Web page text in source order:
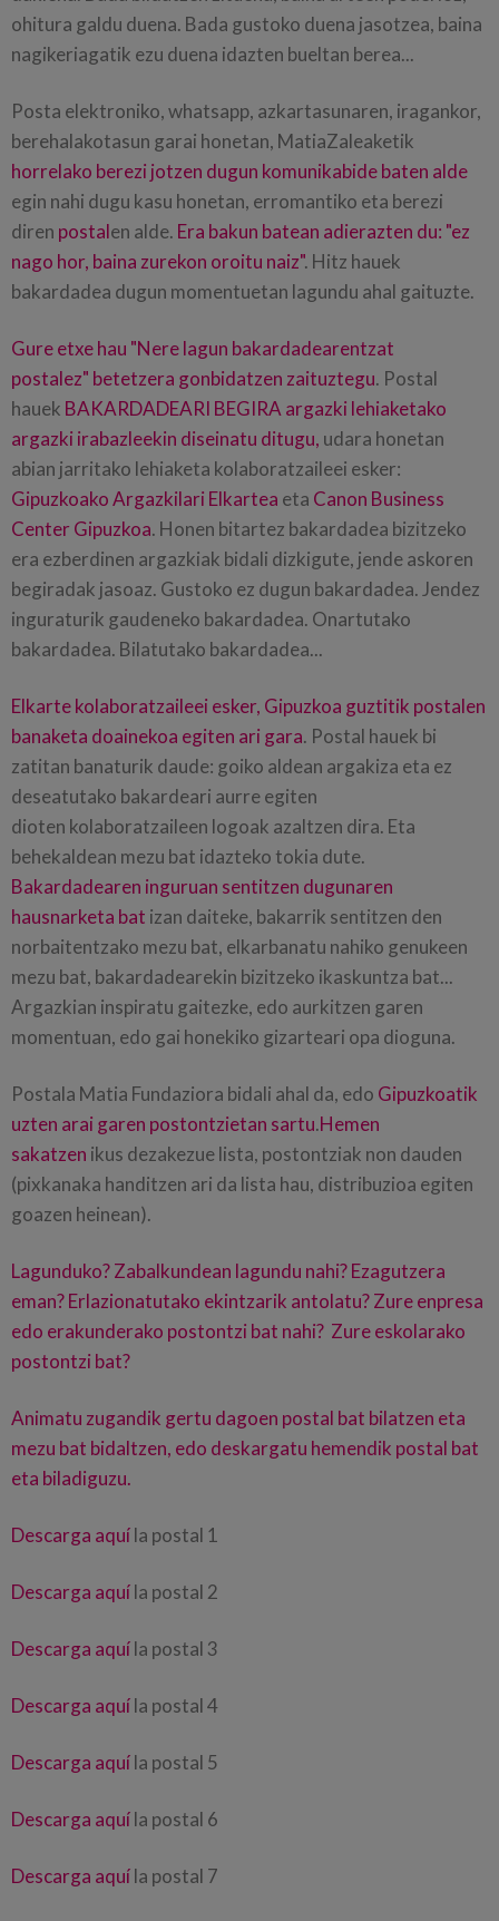
ohitura galdu duena. Bada gustoko duena jasotzea, baina
nagikeriagatik ezu duena idazten bueltan berea...
Posta elektroniko, whatsapp, azkartasunaren, iragankor,
berehalakotasun garai honetan, MatiaZaleaketik
horrelako berezi jotzen dugun komunikabide baten alde
egin nahi dugu kasu honetan, erromantiko eta berezi
diren postalen alde. Era bakun batean adierazten du: "ez
nago hor, baina zurekon oroitu naiz". Hitz hauek
bakardadea dugun momentuetan lagundu ahal gaituzte.
Gure etxe hau "Nere lagun bakardadearentzat
postalez" betetzera gonbidatzen zaituztegu. Postal
hauek BAKARDADEARI BEGIRA argazki lehiaketako
argazki irabazleekin diseinatu ditugu, udara honetan
abian jarritako lehiaketa kolaboratzaileei esker:
Gipuzkoako Argazkilari Elkartea eta Canon Business
Center Gipuzkoa. Honen bitartez bakardadea bizitzeko
era ezberdinen argazkiak bidali dizkigute, jende askoren
begiradak jasoaz. Gustoko ez dugun bakardadea. Jendez
inguraturik gaudeneko bakardadea. Onartutako
bakardadea. Bilatutako bakardadea...
Elkarte kolaboratzaileei esker, Gipuzkoa guztitik postalen
banaketa doainekoa egiten ari gara. Postal hauek bi
zatitan banaturik daude: goiko aldean argakiza eta ez
deseatutako bakardeari aurre egiten
dioten kolaboratzaileen logoak azaltzen dira. Eta
behekaldean mezu bat idazteko tokia dute.
Bakardadearen inguruan sentitzen dugunaren
hausnarketa bat izan daiteke, bakarrik sentitzen den
norbaitentzako mezu bat, elkarbanatu nahiko genukeen
mezu bat, bakardadearekin bizitzeko ikaskuntza bat...
Argazkian inspiratu gaitezke, edo aurkitzen garen
momentuan, edo gai honekiko gizarteari opa dioguna.
Postala Matia Fundaziora bidali ahal da, edo Gipuzkoatik
uzten arai garen postontzietan sartu.Hemen
sakatzen ikus dezakezue lista, postontziak non dauden
(pixkanaka handitzen ari da lista hau, distribuzioa egiten
goazen heinean).
Lagunduko? Zabalkundean lagundu nahi? Ezagutzera
eman? Erlazionatutako ekintzarik antolatu? Zure enpresa
edo erakunderako postontzi bat nahi? Zure eskolarako
postontzi bat?
Animatu zugandik gertu dagoen postal bat bilatzen eta
mezu bat bidaltzen, edo deskargatu hemendik postal bat
eta biladiguzu.
Descarga aquíla postal 1
Descarga aquíla postal 2
Descarga aquíla postal 3
Descarga aquíla postal 4
Descarga aquíla postal 5
Descarga aquíla postal 6
Descarga aquíla postal 7